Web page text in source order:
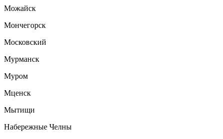
Можайск
Мончегорск
Московский
Мурманск
Муром
Мценск
Мытищи
Набережные Челны